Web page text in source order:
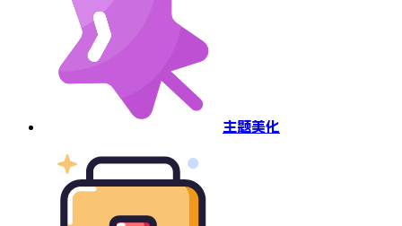
主题美化